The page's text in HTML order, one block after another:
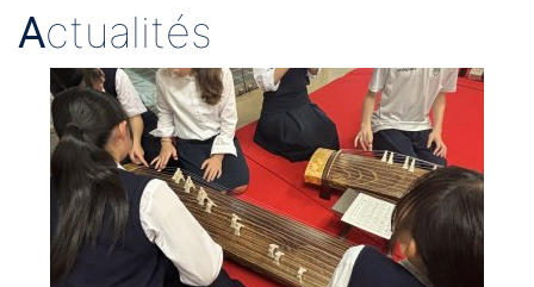
Actualités